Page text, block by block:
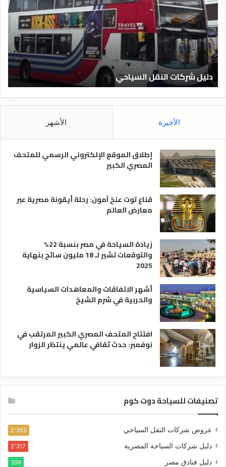
النقل السياحي
ي
ل
ا
ل
ف
ن
ا
ق
ا
ص
ر
دليل
الأخيرة الأشهر
إطلاق الموقع الإلكتروني الرسمي للمتحف
المصري الكبير
قناع توت عنخ آمون: رحلة أيقونة مصرية عبر
معارض العالم
زيادة السياحة في مصر بنسبة 22%
والتوقعات تشير لـ 18 مليون سائح بنهاية
2025
أشهر الاتفاقات والمعاهدات السياسية
والحربية في شرم الشيخ
افتتاح المتحف المصري الكبير المرتقب في
نوفمبر: حدث ثقافي عالمي ينتظر الزوار
تصنيفات للسياحة دوت كوم
عروض شركات النقل السياحي 2٬355
دليل شركات السياحة المصرية 2٬317
دليل فنادق مصر 399